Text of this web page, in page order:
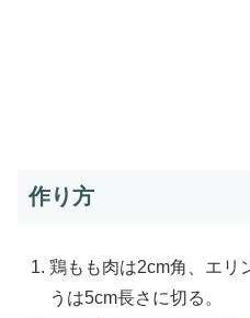
作り方
鶏もも肉は2cm角、エリ
うは5cm長さに切る。